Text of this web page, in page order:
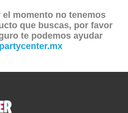
momento no tenemos
que buscas, por favor
te podemos ayudar